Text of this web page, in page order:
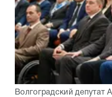
Волгоградский депутат